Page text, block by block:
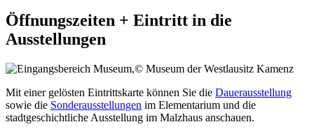
Öffnungszeiten + Eintritt in die
Ausstellungen
Mit einer gelösten Eintrittskarte können Sie die Dauerausstellung
sowie die Sonderausstellungen im Elementarium und die
stadtgeschichtliche Ausstellung im Malzhaus anschauen.